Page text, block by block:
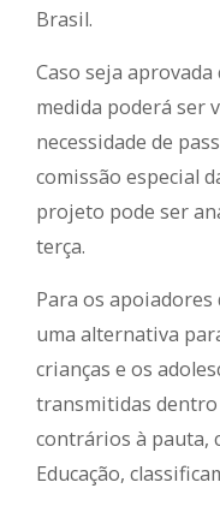
Brasil.
Caso seja
medida poderá ser
necessidade de
comissão especial
projeto pode ser
terça.
Para os
uma alternativa
crianças e os
transmitidas dentro
contrários à pauta,
Educação,